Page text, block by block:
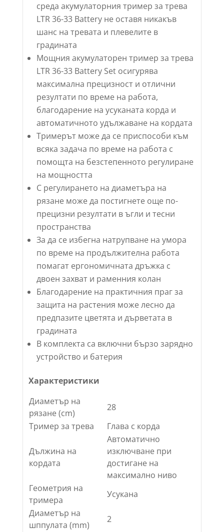
среда акумулаторния тример за трева
LTR 36-33 Battery не оставя никакъв
шанс на тревата и плевелите в
градината
Мощния акумулаторен тример за трева
LTR 36-33 Battery Set осигурява
максимална прецизност и отлични
резултати по време на работа,
благодарение на усуканата корда и
автоматичното удължаване на кордата
Тримерът може да се приспособи към
всяка задача по време на работа с
помощта на безстепенното регулиране
на мощността
С регулирането на диаметъра на
рязане може да постигнете още по-
прецизни резултати в ъгли и тесни
пространства
За да се избегна натрупване на умора
по време на продължителна работа
помагат ергономичната дръжка с
двоен захват и раменния колан
Благодарение на практичния праг за
защита на растения може лесно да
предпазите цветята и дърветата в
градината
В комплекта са включни бързо зарядно
устройство и батерия
Характеристики
Диаметър на
рязане (cm)
28
Тример за трева
Глава с корда
Дължина на
кордата
Автоматично
изключване при
достигане на
максимално ниво
Геометрия на
тримера
Усукана
Диаметър на
шппулата (mm)
2